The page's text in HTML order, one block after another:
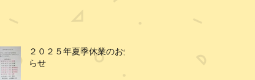
２０２５年夏季休業のお知
らせ